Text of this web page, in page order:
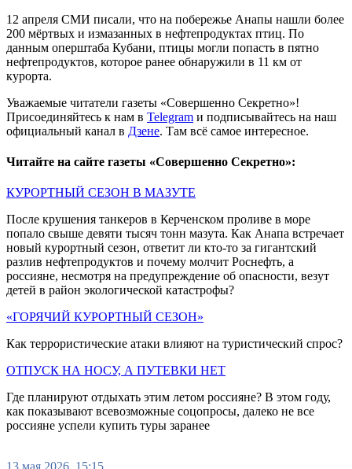
12 апреля СМИ писали, что на побережье Анапы нашли более
200 мёртвых и измазанных в нефтепродуктах птиц. По
данным оперштаба Кубани, птицы могли попасть в пятно
нефтепродуктов, которое ранее обнаружили в 11 км от
курорта.
Уважаемые читатели газеты «Совершенно Секретно»!
Присоединяйтесь к нам в Telegram и подписывайтесь на наш
официальный канал в Дзене. Там всё самое интересное.
Читайте на сайте газеты «Совершенно Секретно»:
КУРОРТНЫЙ СЕЗОН В МАЗУТЕ
После крушения танкеров в Керченском проливе в море
попало свыше девяти тысяч тонн мазута. Как Анапа встречает
новый курортный сезон, ответит ли кто-то за гигантский
разлив нефтепродуктов и почему молчит Роснефть, а
россияне, несмотря на предупреждение об опасности, везут
детей в район экологической катастрофы?
«ГОРЯЧИЙ КУРОРТНЫЙ СЕЗОН»
Как террористические атаки влияют на туристический спрос?
ОТПУСК НА НОСУ, А ПУТЕВКИ НЕТ
Где планируют отдыхать этим летом россияне? В этом году,
как показывают всевозможные соцопросы, далеко не все
россияне успели купить туры заранее
13 мая 2026, 15:15